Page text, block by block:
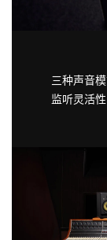
三种声音
监听灵活性